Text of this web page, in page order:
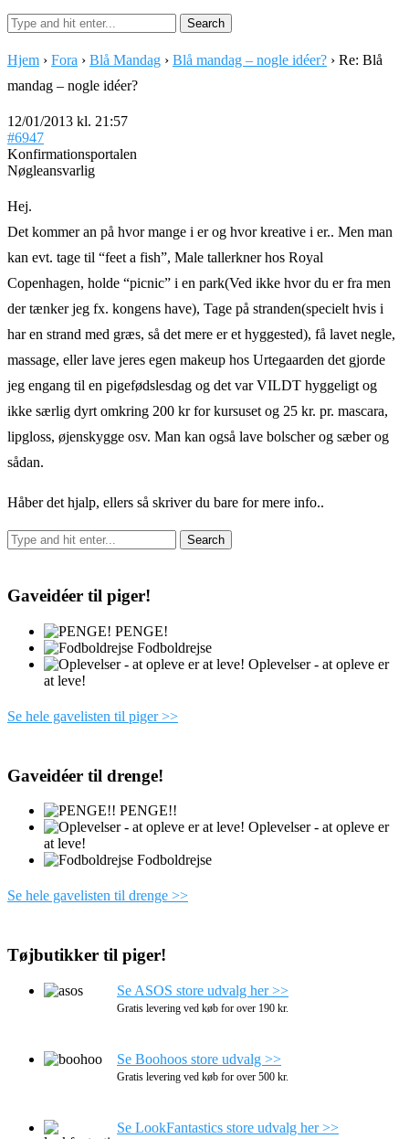
Hjem › Fora › Blå Mandag › Blå mandag – nogle idéer? › Re: Blå
mandag – nogle idéer?
12/01/2013 kl. 21:57
#6947
Konfirmationsportalen
Nøgleansvarlig
Hej.
Det kommer an på hvor mange i er og hvor kreative i er.. Men man
kan evt. tage til “feet a fish”, Male tallerkner hos Royal
Copenhagen, holde “picnic” i en park(Ved ikke hvor du er fra men
der tænker jeg fx. kongens have), Tage på stranden(specielt hvis i
har en strand med græs, så det mere er et hyggested), få lavet negle,
massage, eller lave jeres egen makeup hos Urtegaarden det gjorde
jeg engang til en pigefødslesdag og det var VILDT hyggeligt og
ikke særlig dyrt omkring 200 kr for kursuset og 25 kr. pr. mascara,
lipgloss, øjenskygge osv. Man kan også lave bolscher og sæber og
sådan.
Håber det hjalp, ellers så skriver du bare for mere info..
Gaveidéer til piger!
PENGE!
Fodboldrejse
Oplevelser - at opleve er
at leve!
Se hele gavelisten til piger >>
Gaveidéer til drenge!
PENGE!!
Oplevelser - at opleve er
at leve!
Fodboldrejse
Se hele gavelisten til drenge >>
Tøjbutikker til piger!
Se ASOS store udvalg her >>
Gratis levering ved køb for over 190 kr.
Se Boohoos store udvalg >>
Gratis levering ved køb for over 500 kr.
Se LookFantastics store udvalg her >>